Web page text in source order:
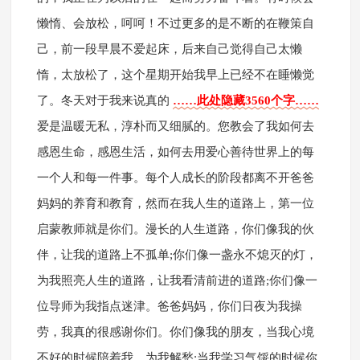
懒惰、会放松，呵呵！不过更多的是不断的在鞭策自
己，前一段早晨不爱起床，后来自己觉得自己太懒
惰，太放松了，这个星期开始我早上已经不在睡懒觉
了。冬天对于我来说真的 ……此处隐藏3560个字……
爱是温暖无私，淳朴而又细腻的。您教会了我如何去
感恩生命，感恩生活，如何去用爱心善待世界上的每
一个人和每一件事。每个人成长的阶段都离不开爸爸
妈妈的养育和教育，然而在我人生的道路上，第一位
启蒙教师就是你们。漫长的人生道路，你们像我的伙
伴，让我的道路上不孤单;你们像一盏永不熄灭的灯，
为我照亮人生的道路，让我看清前进的道路;你们像一
位导师为我指点迷津。爸爸妈妈，你们日夜为我操
劳，我真的很感谢你们。你们像我的朋友，当我心境